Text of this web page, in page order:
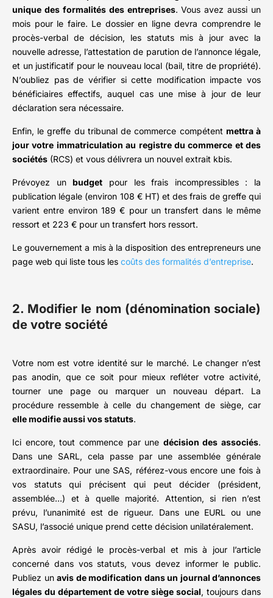
unique des formalités des entreprises. Vous avez aussi un
mois pour le faire. Le dossier en ligne devra comprendre le
procès-verbal de décision, les statuts mis à jour avec la
nouvelle adresse, l’attestation de parution de l’annonce légale,
et un justificatif pour le nouveau local (bail, titre de propriété).
N’oubliez pas de vérifier si cette modification impacte vos
bénéficiaires effectifs, auquel cas une mise à jour de leur
déclaration sera nécessaire.
Enfin, le greffe du tribunal de commerce compétent mettra à
jour votre immatriculation au registre du commerce et des
sociétés (RCS) et vous délivrera un nouvel extrait kbis.
Prévoyez unbudget pour les frais incompressibles : la
publication légale (environ 108 € HT) et des frais de greffe qui
varient entre environ 189 € pour un transfert dans le même
ressort et 223 € pour un transfert hors ressort.
Le gouvernement a mis à la disposition des entrepreneurs une
page web qui liste tous les coûts des formalités d’entreprise.
2. Modifier le nom (dénomination sociale)
de votre société
Votre nom est votre identité sur le marché. Le changer n’est
pas anodin, que ce soit pour mieux refléter votre activité,
tourner une page ou marquer un nouveau départ. La
procédure ressemble à celle du changement de siège, car
elle modifie aussi vos statuts.
Ici encore, tout commence par une décision des associés.
Dans une SARL, cela passe par une assemblée générale
extraordinaire. Pour une SAS, référez-vous encore une fois à
vos statuts qui précisent qui peut décider (président,
assemblée…) et à quelle majorité. Attention, si rien n’est
prévu, l’unanimité est de rigueur. Dans une EURL ou une
SASU, l’associé unique prend cette décision unilatéralement.
Après avoir rédigé le procès-verbal et mis à jour l’article
concerné dans vos statuts, vous devez informer le public.
Publiez un avis de modification dans un journal d’annonces
légales du département de votre siège social, toujours dans